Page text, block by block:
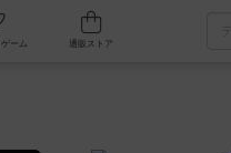
店舗 人気ボードゲーム